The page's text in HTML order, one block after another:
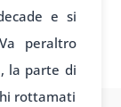
e si
peraltro
la parte di
rottamati